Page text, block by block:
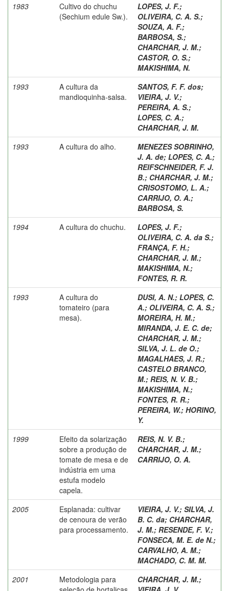
1983
Cultivo do chuchu
(Sechium edule Sw.).
LOPES, J. F.;
OLIVEIRA, C. A. S.;
SOUZA, A. F.;
BARBOSA, S.;
CHARCHAR, J. M.;
CASTOR, O. S.;
MAKISHIMA, N.
1993
A cultura da
mandioquinha-salsa.
SANTOS, F. F. dos;
VIEIRA, J. V.;
PEREIRA, A. S.;
LOPES, C. A.;
CHARCHAR, J. M.
1993
A cultura do alho.
MENEZES SOBRINHO,
J. A. de; LOPES, C. A.;
REIFSCHNEIDER, F. J.
B.; CHARCHAR, J. M.;
CRISOSTOMO, L. A.;
CARRIJO, O. A.;
BARBOSA, S.
1994
A cultura do chuchu. LOPES, J. F.;
OLIVEIRA, C. A. da S.;
FRANÇA, F. H.;
CHARCHAR, J. M.;
MAKISHIMA, N.;
FONTES, R. R.
1993
A cultura do
tomateiro (para
mesa).
DUSI, A. N.; LOPES, C.
A.; OLIVEIRA, C. A. S.;
MOREIRA, H. M.;
MIRANDA, J. E. C. de;
CHARCHAR, J. M.;
SILVA, J. L. de O.;
MAGALHAES, J. R.;
CASTELO BRANCO,
M.; REIS, N. V. B.;
MAKISHIMA, N.;
FONTES, R. R.;
PEREIRA, W.; HORINO,
Y.
1999
Efeito da solarização
sobre a produção de
tomate de mesa e de
indústria em uma
estufa modelo
capela.
REIS, N. V. B.;
CHARCHAR, J. M.;
CARRIJO, O. A.
2005
Esplanada: cultivar
de cenoura de verão
para processamento.
VIEIRA, J. V.; SILVA, J.
B. C. da; CHARCHAR,
J. M.; RESENDE, F. V.;
FONSECA, M. E. de N.;
CARVALHO, A. M.;
MACHADO, C. M. M.
2001
Metodologia para
CHARCHAR, J. M.;